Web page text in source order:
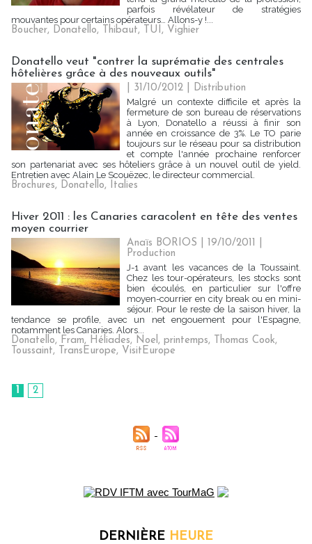
parfois révélateur de stratégies
mouvantes pour certains opérateurs… Allons-y !...
Boucher, Donatello, Thibaut, TUI, Vighier
Donatello veut "contrer la suprématie des centrales
hôtelières grâce à des nouveaux outils"
| 31/10/2012
Distribution
Malgré un contexte difficile et après la
fermeture de son bureau de réservations
à Lyon, Donatello a réussi à finir son
année en croissance de 3%. Le TO parie
toujours sur le réseau pour sa distribution
et compte l'année prochaine renforcer
son partenariat avec ses hôteliers grâce à un nouvel outil de yield.
Entretien avec Alain Le Scouëzec, le directeur commercial.
Brochures, Donatello, Italies
Hiver 2011 : les Canaries caracolent en tête des ventes
moyen courrier
Anaïs BORIOS | 19/10/2011
Production
J-1 avant les vacances de la Toussaint.
Chez les tour-opérateurs, les stocks sont
bien écoulés, en particulier sur l'offre
moyen-courrier en city break ou en mini-
séjour. Pour le reste de la saison hiver, la
tendance se profile, avec un net engouement pour l'Espagne,
notamment les Canaries. Alors...
Donatello, Fram, Héliades, Noel, printemps, Thomas Cook,
Toussaint, TransEurope, VisitEurope
1 2
DERNIÈRE HEURE